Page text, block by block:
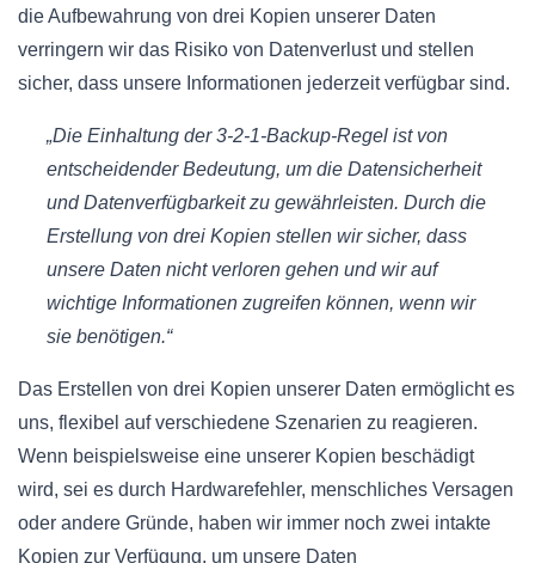
die Aufbewahrung von drei Kopien unserer Daten
verringern wir das Risiko von Datenverlust und stellen
sicher, dass unsere Informationen jederzeit verfügbar sind.
„Die Einhaltung der 3-2-1-Backup-Regel ist von
entscheidender Bedeutung, um die Datensicherheit
und Datenverfügbarkeit zu gewährleisten. Durch die
Erstellung von drei Kopien stellen wir sicher, dass
unsere Daten nicht verloren gehen und wir auf
wichtige Informationen zugreifen können, wenn wir
sie benötigen.“
Das Erstellen von drei Kopien unserer Daten ermöglicht es
uns, flexibel auf verschiedene Szenarien zu reagieren.
Wenn beispielsweise eine unserer Kopien beschädigt
wird, sei es durch Hardwarefehler, menschliches Versagen
oder andere Gründe, haben wir immer noch zwei intakte
Kopien zur Verfügung, um unsere Daten